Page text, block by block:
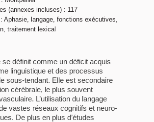
(annexes incluses) : 117
Aphasie, langage, fonctions exécutives,
traitement lexical
se définit comme un déficit acquis
linguistique et des processus
sous-tendant. Elle est secondaire
cérébrale, le plus souvent
L’utilisation du langage
vastes réseaux cognitifs et neuro-
De plus en plus d’études